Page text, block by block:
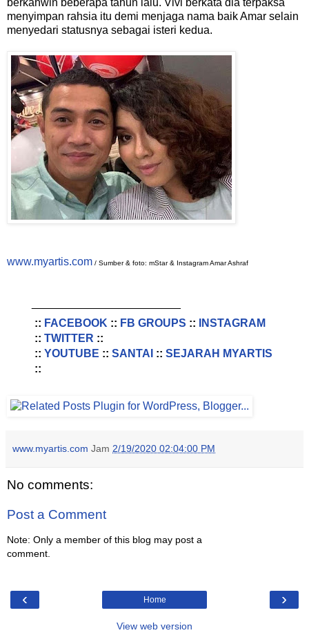
berkahwin beberapa tahun lalu. Vivi berkata dia terpaksa
menyimpan rahsia itu demi menjaga nama baik Amar selain
menyedari statusnya sebagai isteri kedua.
www.myartis.com / Sumber & foto: mStar & Instagram Amar Ashraf
:: FACEBOOK :: FB GROUPS ::
INSTAGRAM
:: TWITTER ::
:: YOUTUBE :: SANTAI :: SEJARAH MYARTIS
::
www.myartis.com Jam 2/19/2020 02:04:00 PM
No comments:
Post a Comment
Note: Only a member of this blog may post a
comment.
‹ ›
Home
View web version